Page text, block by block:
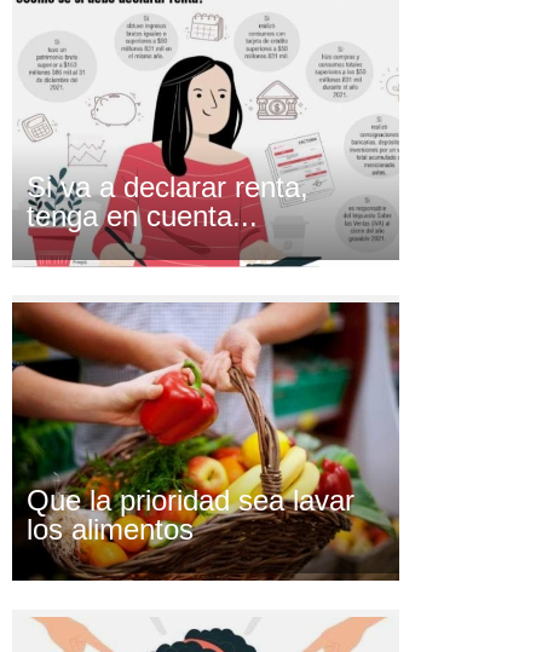
Si va a declarar renta,
tenga en cuenta...
Que la prioridad sea lavar
los alimentos